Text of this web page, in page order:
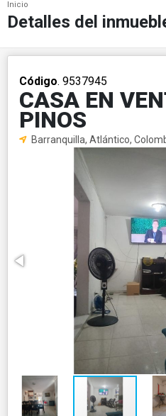
Inicio
Detalles del
Código. 9537945
CASA EN
PINOS
Barranquilla, Atlántico,